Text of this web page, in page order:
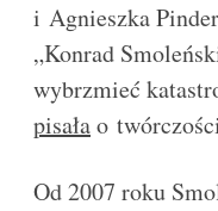
i Agnieszka
„Konrad
wybrzmieć
pisałao
Od 2007 roku